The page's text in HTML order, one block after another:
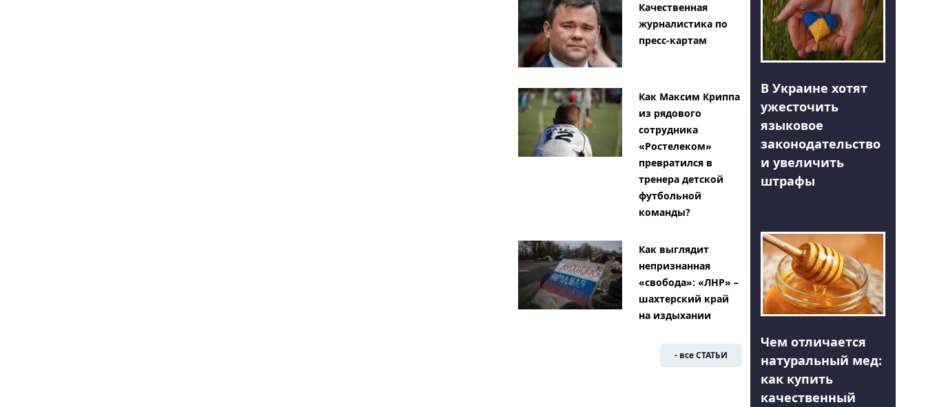
Качественная
журналистика по
пресс-картам
Как Максим Криппа
из рядового
сотрудника
«Ростелеком»
превратился в
тренера детской
футбольной
команды?
Как выглядит
непризнанная
«свобода»: «ЛНР» –
шахтерский край
на издыхании
- все СТАТЬИ
В Украине хотят
ужесточить
языковое
законодательство
и увеличить
штрафы
Чем отличается
натуральный мед:
как купить
качественный